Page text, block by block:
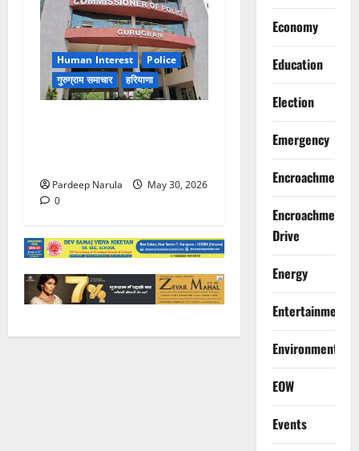
Human Interest
Police
गुरुग्राम समाचार
हरियाणा
Pardeep Narula
May 30, 2026
0
Economy
Education
Election
Emergency
Encroachment
Encroachment
Drive
Energy
Entertainment
Environment
EOW
Events